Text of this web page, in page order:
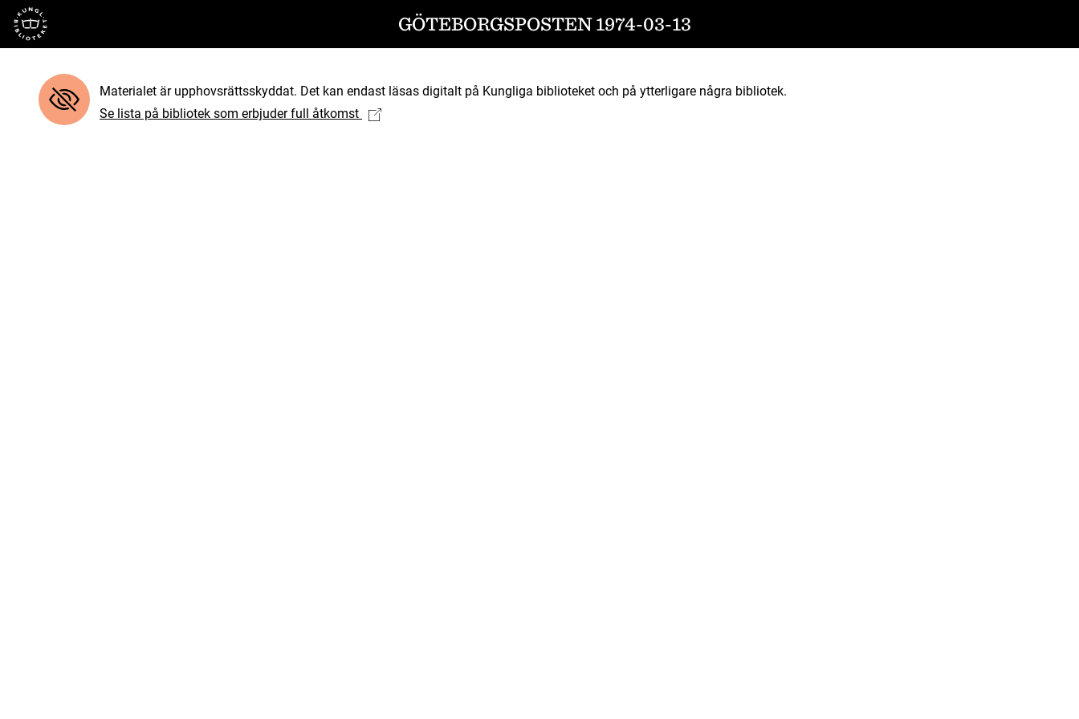
Till startsidan GÖTEBORGSPOSTEN 1974-03-13
Materialet är upphovsrättsskyddat. Det kan endast läsas digitalt på Kungliga biblioteket och på ytterligare några bibliotek.
Se lista på bibliotek som erbjuder full åtkomst